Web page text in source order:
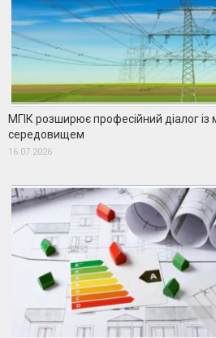
МГІК розширює професійний діалог
середовищем
16.07.2026